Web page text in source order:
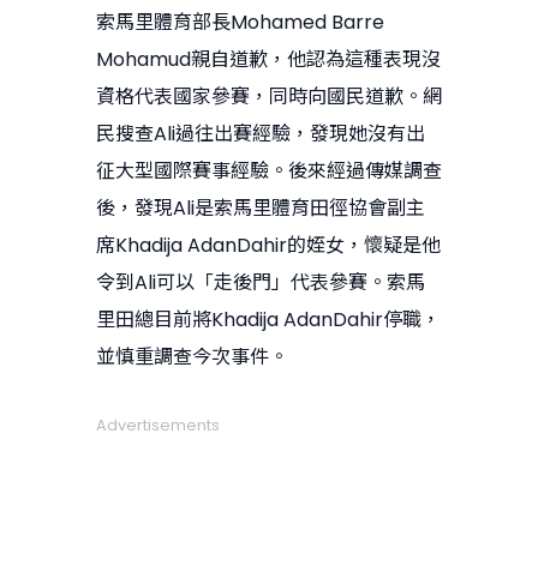
索馬里體育部長Mohamed Barre
Mohamud親自道歉，他認為這種表現沒
資格代表國家參賽，同時向國民道歉。網
民搜查Ali過往出賽經驗，發現她沒有出
征大型國際賽事經驗。後來經過傳媒調查
後，發現Ali是索馬里體育田徑協會副主
席Khadija AdanDahir的姪女，懷疑是他
令到Ali可以「走後門」代表參賽。索馬
里田總目前將Khadija AdanDahir停職，
並慎重調查今次事件。
Advertisements